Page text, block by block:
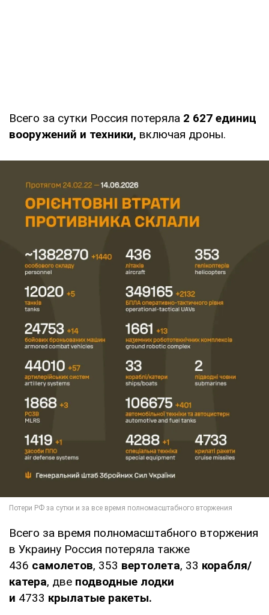
Всего за сутки Россия потеряла 2 627 единиц
вооружений и техники, включая дроны.
Всего за время полномасштабного вторжения
в Украину Россия потеряла также
436 самолетов, 353 вертолета, 33 корабля/
катера, две подводные лодки
и 4733 крылатые ракеты.